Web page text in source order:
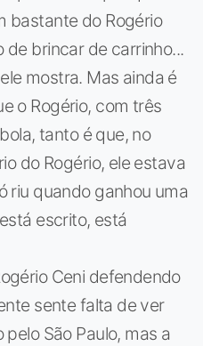
bastante do Rogério
brincar de carrinho...
mostra. Mas ainda é
o Rogério, com três
tanto é que, no
do Rogério, ele estava
riu quando ganhou uma
escrito, está
Ceni defendendo
sente falta de ver
São Paulo, mas a